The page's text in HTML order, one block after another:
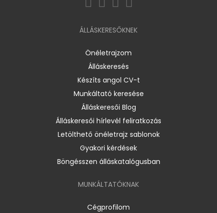
ÁLLÁSKERESŐKNEK
Önéletrajzom
Álláskeresés
Készíts angol CV-t
Munkáltató keresése
Álláskeresői Blog
Álláskeresői hírlevél feliratkozás
Letölthető önéletrajz sablonok
Gyakori kérdések
Böngésszen álláskatalógusban
MUNKÁLTATÓKNAK
Cégprofilom